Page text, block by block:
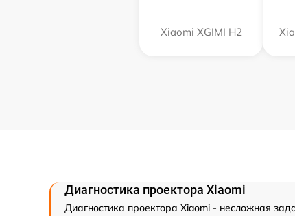
Xiaomi XGIMI H2
Диагностика проектора Xiaomi
Диагностика проектора Xiaomi - несложная